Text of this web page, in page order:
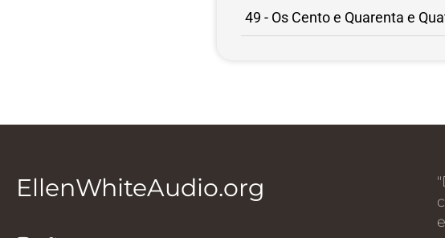
­49 - Os Cento e Quarenta e
EllenWhiteAudio.org